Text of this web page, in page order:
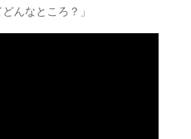
んなところ？」